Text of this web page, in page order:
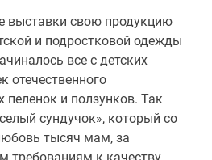
выставки свою продукцию
и подростковой одежды
все с детских
отечественного
пеленок и ползунков. Так
сундучок», который со
тысяч мам, за